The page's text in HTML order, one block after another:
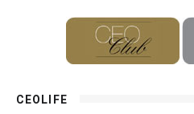
CEOLIFE